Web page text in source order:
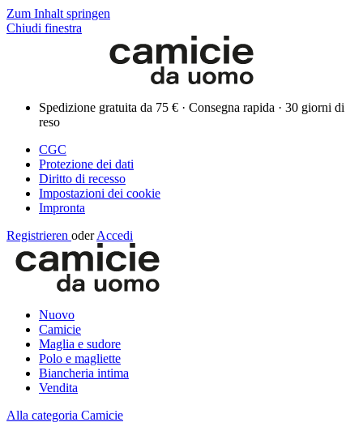
Zum Inhalt springen
Chiudi finestra
Spedizione gratuita da 75 € · Consegna rapida · 30 giorni di
reso
CGC
Protezione dei dati
Diritto di recesso
Impostazioni dei cookie
Impronta
Registrieren oder Accedi
Nuovo
Camicie
Maglia e sudore
Polo e magliette
Biancheria intima
Vendita
Alla categoria Camicie